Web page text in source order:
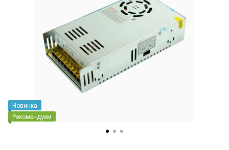
Новинка
Рекомендуем